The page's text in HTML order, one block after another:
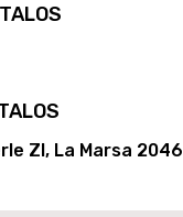
ZI, La Marsa 2046